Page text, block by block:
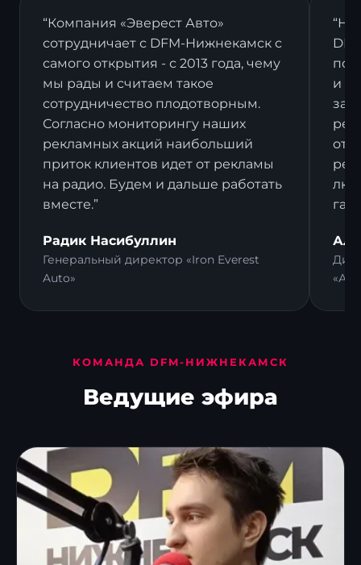
“Компания «Эверест Авто»
сотрудничает с DFM-Нижнекамск с
самого открытия - с 2013 года, чему
мы рады и считаем такое
сотрудничество плодотворным.
Согласно мониторингу наших
рекламных акций наибольший
приток клиентов идет от рекламы
на радио. Будем и дальше работать
вместе.”
Радик Насибуллин
Генеральный директор «Iron Everest
Auto»
и в
КОМАНДА DFM-НИЖНЕКАМСК
Ведущие эфира